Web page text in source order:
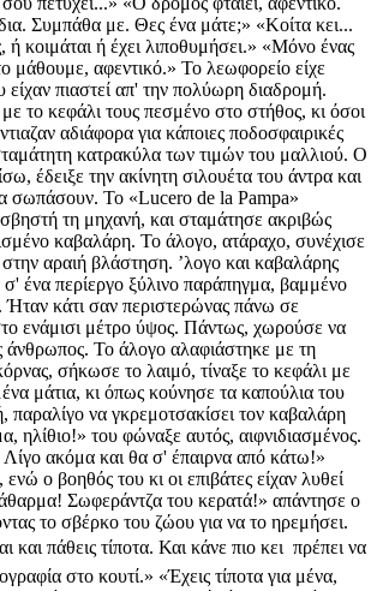
Συμπάθα με. Θες ένα μάτε;» «Κοίτα κει...
κοιμάται ή έχει λιποθυμήσει.» «Μόνο ένας
μάθουμε, αφεντικό.» Το λεωφορείο είχε
είχαν πιαστεί απ' την πολύωρη διαδρομή.
το κεφάλι τους πεσμένο στο στήθος, κι όσοι
αδιάφορα για κάποιες ποδοσφαιρικές
κατρακύλα των τιμών του μαλλιού. Ο
έδειξε την ακίνητη σιλουέτα του άντρα και
σωπάσουν. To «Lucero de la Pampa»
τη μηχανή, και σταμάτησε ακριβώς
καβαλάρη. Το άλογο, ατάραχο, συνέχισε
αραιή βλάστηση. ʼλογο και καβαλάρης
ένα περίεργο ξύλινο παράπηγμα, βαμμένο
Ήταν κάτι σαν περιστερώνας πάνω σε
ενάμισι μέτρο ύψος. Πάντως, χωρούσε να
άνθρωπος. Το άλογο αλαφιάστηκε με τη
σήκωσε το λαιμό, τίναξε το κεφάλι με
μάτια, κι όπως κούνησε τα καπούλια του
παραλίγο να γκρεμοτσακίσει τον καβαλάρη
του φώναξε αυτός, αιφνιδιασμένος.
ακόμα και θα σ' έπαιρνα από κάτω!»
ο βοηθός του κι οι επιβάτες είχαν λυθεί
Σωφεράντζα του κερατά!» απάντησε ο
το σβέρκο του ζώου για να το ηρεμήσει.
πάθεις τίποτα. Και κάνε πιο κει  πρέπει να
στο κουτί.» «Έχεις τίποτα για μένα,